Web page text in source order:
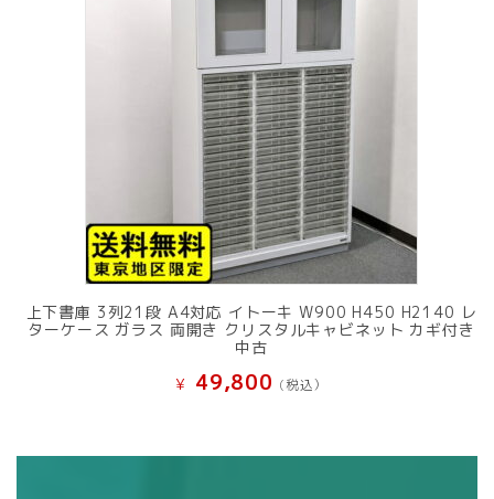
上下書庫 3列21段 A4対応 イトーキ W900 H450 H2140 レ
ターケース ガラス 両開き クリスタルキャビネット カギ付き
中古
¥ 49,800 (税込）